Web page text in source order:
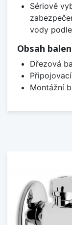
Sériově
vody podle
Obsah
Dřezová
Montážní